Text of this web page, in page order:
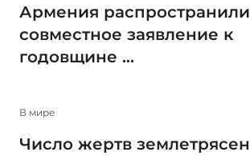
Армения распространили
совместное заявление к
годовщине ...
В мире
Число жертв